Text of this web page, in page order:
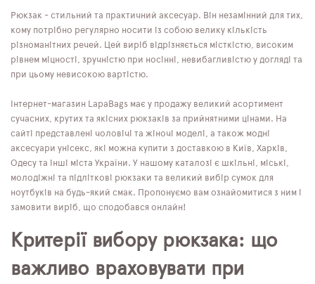
Рюкзак - стильний та практичний аксесуар. Він незамінний для тих,
кому потрібно регулярно носити із собою велику кількість
різноманітних речей. Цей виріб відрізняється місткістю, високим
рівнем міцності, зручністю при носінні, невибагливістю у догляді та
при цьому невисокою вартістю.
Інтернет-магазин LapaBags має у продажу великий асортимент
сучасних, крутих та якісних рюкзаків за прийнятними цінами. На
сайті представлені чоловічі та жіночі моделі, а також модні
аксесуари унісекс, які можна купити з доставкою в Київ, Харків,
Одесу та інші міста України. У нашому каталозі є шкільні, міські,
молодіжні та підліткові рюкзаки та великий вибір сумок для
ноутбуків на будь-який смак. Пропонуємо вам ознайомитися з ним і
замовити виріб, що сподобався онлайн!
Критерії вибору рюкзака: що
важливо враховувати при